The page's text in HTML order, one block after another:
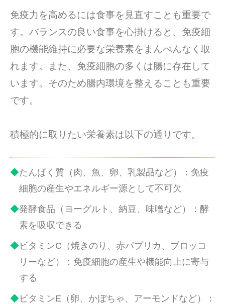
免疫力を高めるには食事を見直すことも重要で
す。バランスの良い食事を心掛けると、免疫細
胞の機能維持に必要な栄養素をまんべんなく取
れます。また、免疫細胞の多くは腸に存在して
います。そのため腸内環境を整えることも重要
です。
積極的に取りたい栄養素は以下の通りです。
たんぱく質（肉、魚、卵、乳製品など）：免疫
細胞の産生やエネルギー源として不可欠
発酵食品（ヨーグルト、納豆、味噌など）：酵
素を吸収できる
ビタミンC（焼きのり、赤パプリカ、ブロッコ
リーなど）：免疫細胞の産生や機能向上に寄与
する
ビタミンE（卵、かぼちゃ、アーモンドなど）：